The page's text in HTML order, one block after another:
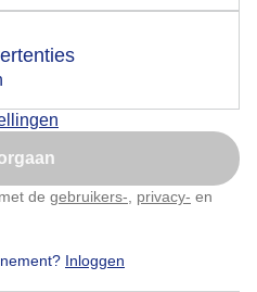
de gebruikers- privacy- en
Inloggen
18-11-2025, 49x bekeken
de popup
later
aan te passen